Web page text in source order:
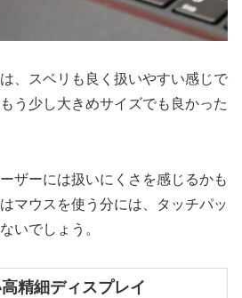
、スベリも良く扱いやすい感じで
う少し大きめサイズでも良かった
ザーには扱いにくさを感じるかも
マウスを使う分には、タッチパッ
いでしょう。
精細ディスプレイ